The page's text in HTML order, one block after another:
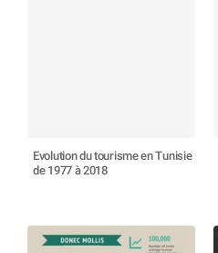
Evolution du tourisme en Tunisie
de 1977 à 2018